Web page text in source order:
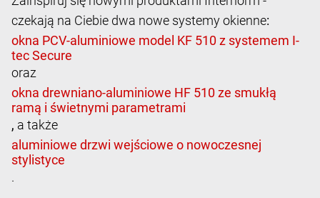
czekają na Ciebie dwa nowe systemy okienne:
oraz
, a także
.